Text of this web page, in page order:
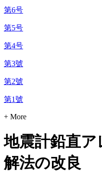
第6号
第5号
第4号
第3號
第2號
第1號
+ More
地震計鉛直
解法の改良